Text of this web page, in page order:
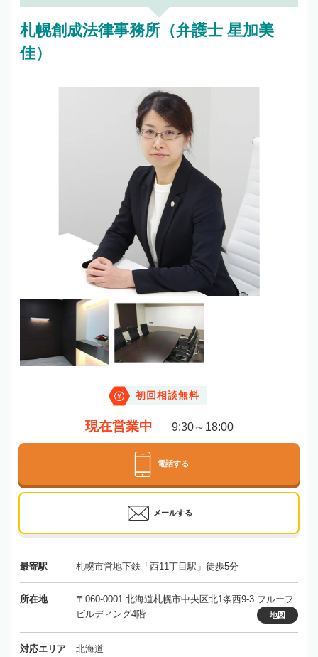
札幌創成法律事務所（弁護士 星加美
佳）
初回相談無料
現在営業中 9:30～18:00
電話する
メールする
最寄駅 札幌市営地下鉄「西11丁目駅」徒歩5分
所在地
〒060-0001 北海道札幌市中央区北1条西9-3 フルーフ
ビルディング4階
地図
対応エリア 北海道